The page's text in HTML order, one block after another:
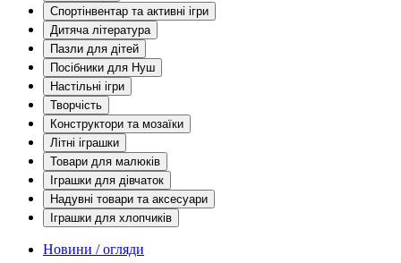
Спортінвентар та активні ігри
Дитяча література
Пазли для дітей
Посібники для Нуш
Настільні ігри
Творчість
Конструктори та мозаїки
Літні іграшки
Товари для малюків
Іграшки для дівчаток
Надувні товари та аксесуари
Іграшки для хлопчиків
Новини / огляди